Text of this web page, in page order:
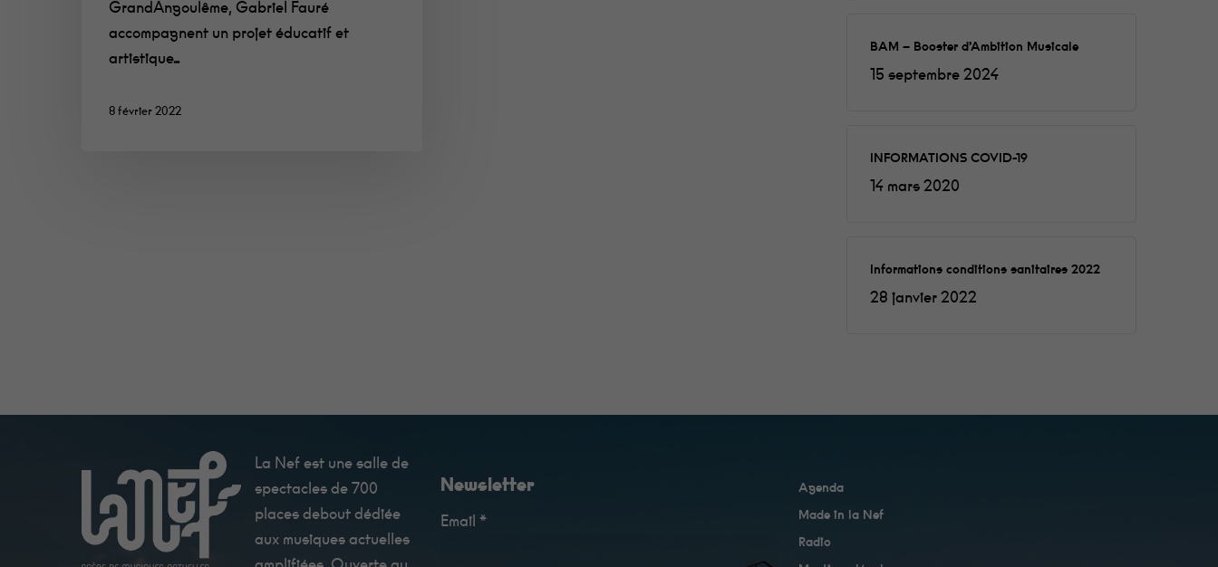
GrandAngoulême, Gabriel Fauré
accompagnent un projet éducatif et
artistique…
8 février 2022
BAM – Booster d’Ambition Musicale
15 septembre 2024
INFORMATIONS COVID-19
14 mars 2020
Informations conditions sanitaires 2022
28 janvier 2022
La Nef est une salle de
spectacles de 700
places debout dédiée
aux musiques actuelles
Newsletter
Email *
Agenda
Made in la Nef
Radio